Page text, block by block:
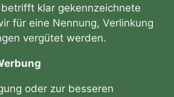
klar gekennzeichnete
für eine Nennung, Verlinkung
vergütet werden.
oder zur besseren